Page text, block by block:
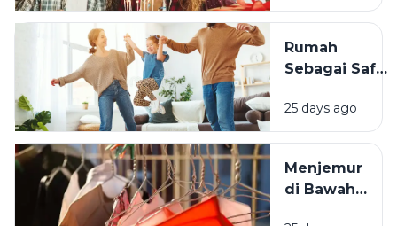
Bertambah
Terasa
Istimewa?
Rumah
Sebagai Safe
Mengapa
Lingkungan
Tinggal yang
Bersih
25 days ago
Menjemur
di Bawah